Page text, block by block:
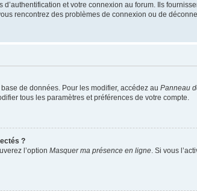
et votre connexion au forum. Ils
rencontrez des problèmes de connexion ou de
de données. Pour les modifier, accédez au Panneau
tous les paramètres et préférences de votre compte.
?
l’option Masquer ma présence en ligne. Si vous